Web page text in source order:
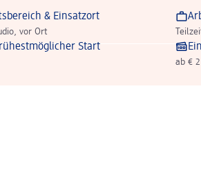
& Einsatzort
vor Ort
Start
ab €